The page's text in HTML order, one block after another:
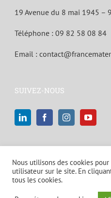
19 Avenue du 8 mai 1945 –
Téléphone : 09 82 58 08 84
Email :
SUIVEZ-NOUS
Nous utilisons des cookies
utilisateur sur le site. En
tous les cookies.